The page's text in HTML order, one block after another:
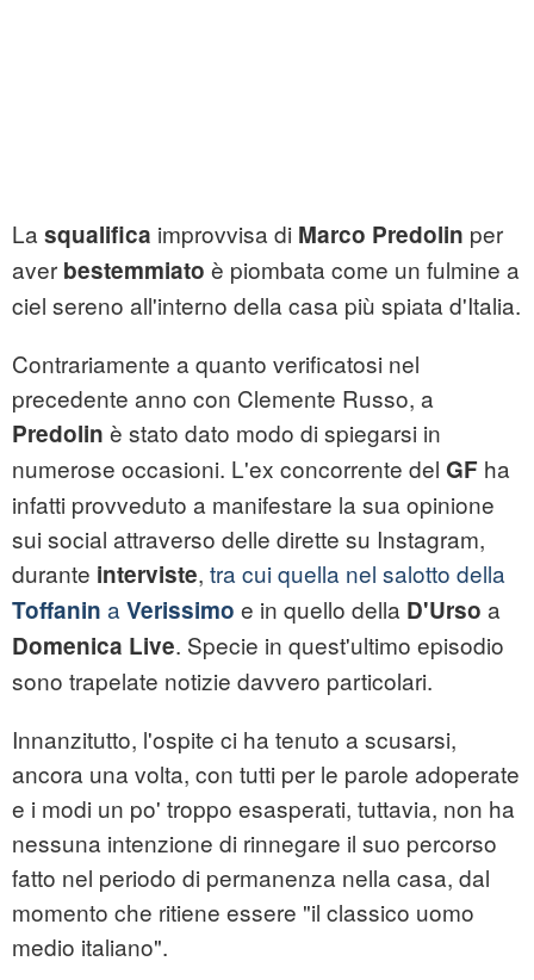
La squalifica improvvisa di Marco Predolin per
aver bestemmiato è piombata come un fulmine a
ciel sereno all'interno della casa più spiata d'Italia.
Contrariamente a quanto verificatosi nel
precedente anno con Clemente Russo, a
Predolin è stato dato modo di spiegarsi in
numerose occasioni. L'ex concorrente del GF ha
infatti provveduto a manifestare la sua opinione
sui social attraverso delle dirette su Instagram,
durante interviste, tra cui quella nel salotto della
Toffanin a Verissimo e in quello della D'Urso a
Domenica Live. Specie in quest'ultimo episodio
sono trapelate notizie davvero particolari.
Innanzitutto, l'ospite ci ha tenuto a scusarsi,
ancora una volta, con tutti per le parole adoperate
e i modi un po' troppo esasperati, tuttavia, non ha
nessuna intenzione di rinnegare il suo percorso
fatto nel periodo di permanenza nella casa, dal
momento che ritiene essere "il classico uomo
medio italiano".